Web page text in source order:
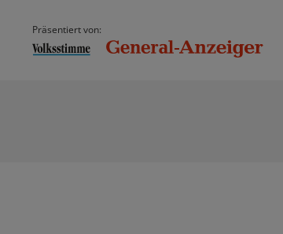
Präsentiert von: